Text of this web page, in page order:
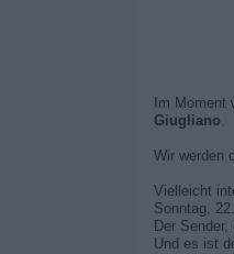
Im Moment
Giugliano.
Wir werden
Vielleicht
Sonntag,
Der
Und es ist